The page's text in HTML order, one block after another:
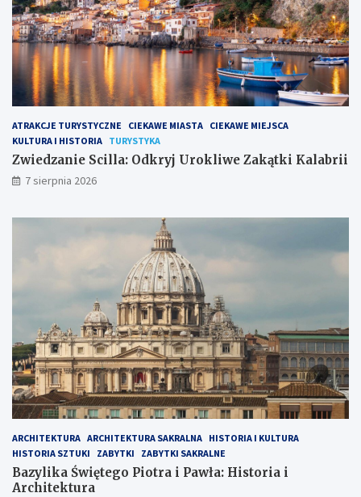
ATRAKCJE TURYSTYCZNE CIEKAWE MIASTA CIEKAWE MIEJSCA
KULTURA I HISTORIA TURYSTYKA
Zwiedzanie Scilla: Odkryj Urokliwe Zakątki Kalabrii
7 sierpnia 2026
ARCHITEKTURA ARCHITEKTURA SAKRALNA HISTORIA I KULTURA
HISTORIA SZTUKI
ZABYTKI ZABYTKI SAKRALNE
Bazylika Świętego Piotra i Pawła: Historia i
Architektura